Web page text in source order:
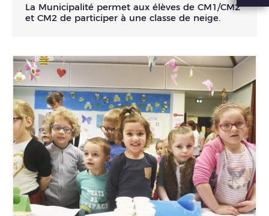
La Municipalité permet aux élèves de CM1/CM2
et CM2 de participer à une classe de neige.